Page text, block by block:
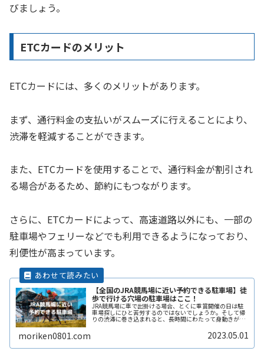
びましょう。
ETCカードのメリット
ETCカードには、多くのメリットがあります。
まず、通行料金の支払いがスムーズに行えることにより、
渋滞を軽減することができます。
また、ETCカードを使用することで、通行料金が割引され
る場合があるため、節約にもつながります。
さらに、ETCカードによって、高速道路以外にも、一部の
駐車場やフェリーなどでも利用できるようになっており、
利便性が高まっています。
【全国のJRA競馬場に近い予約できる駐車場】徒
歩で行ける穴場の駐車場はここ！
JRA競馬場に車で出掛ける場合、とくに重賞開催の日は駐
車場探しにひと苦労するのではないでしょうか。そして帰
りの渋滞に巻き込まれると、長時間にわたって身動きがで
きないこともありますよね。ここでは全国のJRA競馬場の
moriken0801.com 2023.05.01